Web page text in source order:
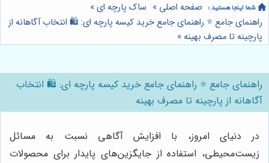
صفحه اصلی » ساک پارچه ای»
راهنمای جامع ⭐️ راهنمای جامع خرید کیسه پارچه ای: 🛍️ انتخاب آگاهانه از
پارچینه تا مصرف بهینه»
راهنمای جامع ⭐️ راهنمای جامع خرید کیسه پارچه ای: 🛍️ انتخاب
آگاهانه از پارچینه تا مصرف بهینه
در دنیای امروز، با افزایش آگاهی نسبت به مسائل
زیست‌محیطی، استفاده از جایگزین‌های پایدار برای محصولات